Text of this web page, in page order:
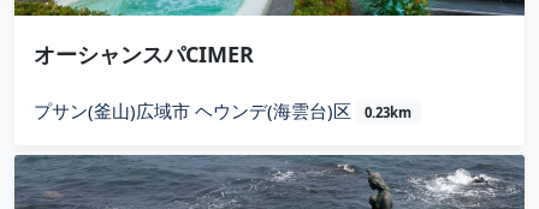
オーシャンスパCIMER
プサン(釜山)広域市 ヘウンデ(海雲台)区 0.23km